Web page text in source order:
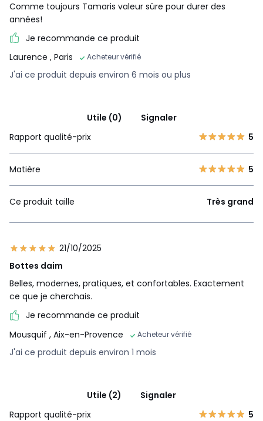
Comme toujours Tamaris valeur sûre pour durer des
années!
Je recommande ce produit
Laurence , Paris Acheteur vérifié
J'ai ce produit depuis environ 6 mois ou plus
Utile (0)
Signaler
Rapport qualité-prix
5
Matière 5
Ce produit taille Très grand
21/10/2025
Bottes daim
Belles, modernes, pratiques, et confortables. Exactement
ce que je cherchais.
Je recommande ce produit
Mousquif , Aix-en-Provence Acheteur vérifié
J'ai ce produit depuis environ 1 mois
Utile (2)
Signaler
Rapport qualité-prix
5